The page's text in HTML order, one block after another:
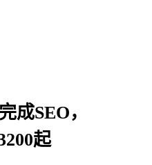
成SEO，
起